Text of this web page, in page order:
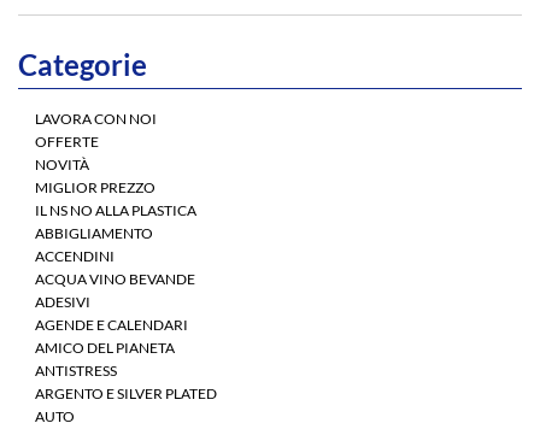
Categorie
LAVORA CON NOI
OFFERTE
NOVITÀ
MIGLIOR PREZZO
IL NS NO ALLA PLASTICA
ABBIGLIAMENTO
ACCENDINI
ACQUA VINO BEVANDE
ADESIVI
AGENDE E CALENDARI
AMICO DEL PIANETA
ANTISTRESS
ARGENTO E SILVER PLATED
AUTO